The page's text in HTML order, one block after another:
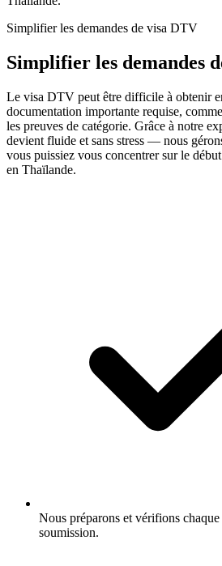
Simplifier les demandes de visa DTV
Simplifier les demandes
Le visa DTV peut être difficile à obtenir
documentation importante requise,
les preuves de catégorie. Grâce à notre
devient fluide et sans stress — nous
vous puissiez vous concentrer sur le
en Thaïlande.
Nous préparons et vérifions
soumission.